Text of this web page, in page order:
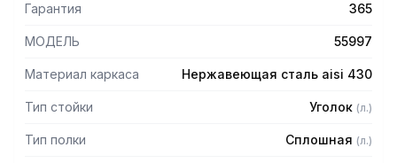
Гарантия 365
МОДЕЛЬ 55997
Материал каркаса Нержавеющая сталь aisi 430
Тип стойки Уголок (л.)
Тип полки Сплошная (л.)